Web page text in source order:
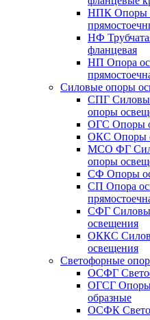
НПК Опоры
НФ
фланцевая
НП Опора
Силовые опоры
СПГ
опоры
ОГС Опоры
ОКС Опоры
МСО ФГ
опоры
СФ Опоры
СП Опора
СФГ
освещения
ОККС
освещения
Светофорные
ОСФГ
ОГСГ Опоры
образные
ОСФК